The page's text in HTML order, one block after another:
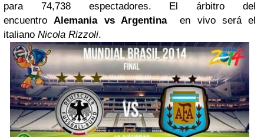
para 74,738 espectadores. El árbitro del
encuentroAlemania vs Argentinaen vivo será el
italiano Nicola Rizzoli.